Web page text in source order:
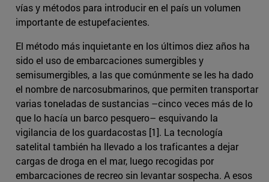
vías y métodos para introducir en el país un volumen
importante de estupefacientes.
El método más inquietante en los últimos diez años ha
sido el uso de embarcaciones sumergibles y
semisumergibles, a las que comúnmente se les ha dado
el nombre de narcosubmarinos, que permiten transportar
varias toneladas de sustancias –cinco veces más de lo
que lo hacía un barco pesquero– esquivando la
vigilancia de los guardacostas [1]. La tecnología
satelital también ha llevado a los traficantes a dejar
cargas de droga en el mar, luego recogidas por
embarcaciones de recreo sin levantar sospecha. A esos